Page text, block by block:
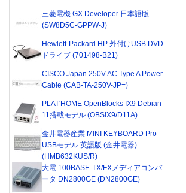
三菱電機 GX Developer 日本語版
(SW8D5C-GPPW-J)
Hewlett-Packard HP 外付けUSB DVD
ドライブ (701498-B21)
CISCO Japan 250V AC Type A Power
Cable (CAB-TA-250V-JP=)
PLAT'HOME OpenBlocks IX9 Debian
11搭載モデル (OBSIX9/D11A)
金井電器産業 MINI KEYBOARD Pro
USBモデル 英語版 (金井電器)
(HMB632KUS/R)
大電 100BASE-TX/FXメディアコンバ
ータ DN2800GE (DN2800GE)